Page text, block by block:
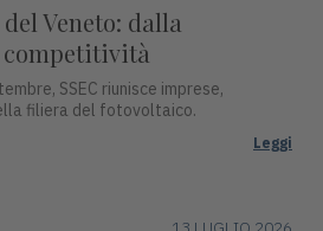
Veneto: dalla
SSEC riunisce imprese,
filiera del fotovoltaico.
Leggi